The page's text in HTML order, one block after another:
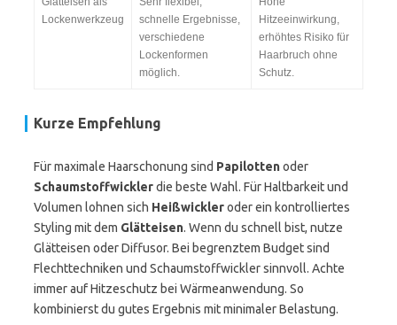
Lockenwerkzeug
schnelle Ergebnisse,
verschiedene
Lockenformen
möglich.
Hitzeeinwirkung,
erhöhtes Risiko für
Haarbruch ohne
Schutz.
Kurze Empfehlung
Für maximale Haarschonung sind Papilottenoder
Schaumstoffwicklerdie beste Wahl. Für Haltbarkeit und
Volumen lohnen sich Heißwickleroder ein kontrolliertes
Styling mit dem Glätteisen. Wenn du schnell bist, nutze
Glätteisen oder Diffusor. Bei begrenztem Budget sind
Flechttechniken und Schaumstoffwickler sinnvoll. Achte
immer auf Hitzeschutz bei Wärmeanwendung. So
kombinierst du gutes Ergebnis mit minimaler Belastung.